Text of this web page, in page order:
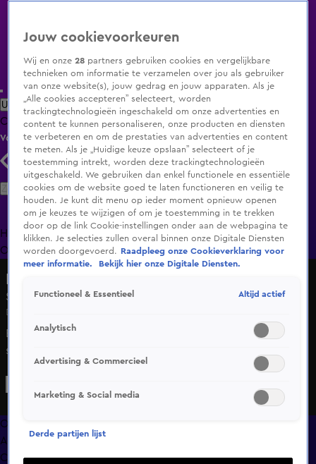
Uitzending Gemist Populaire programma's Zenders Genres
ClipsFilmsRadioSmart TV inlogShop
Volg KIJK
Zoeken
HomeUitzending Gemist Programma's De Bondgenoten
OranjezomerLivestreamsShop
Seizoen 2026, aflevering 2461
Do 11 juni, 09:00
Er komen minder studenten vanuit het buitenland bij ons
studeren. Er is een update over een grote
verkrachtingszaak die vorige week in het nieuws kwam.
omdat ze denken dat ze ook gedrogeerd en misbruikt zijn
door hun partner. Verder is er een brand in een voormalig
parenclub in Lelystad. En Helene Fischer is begonnen aan
haar tour en ze komt ook naar Nederland.
Overzicht
Afleveringen
Clips
Jouw cookievoorkeuren
Wij en onze28 partners gebruiken cookies en vergelijkbare
technieken om informatie te verzamelen over jou als gebruiker
van onze website(s), jouw gedrag en jouw apparaten. Als je
„Alle cookies accepteren” selecteert, worden
trackingtechnologieën ingeschakeld om onze advertenties en
content te kunnen personaliseren, onze producten en diensten
te verbeteren en om de prestaties van advertenties en content
te meten. Als je „Huidige keuze opslaan” selecteert of je
toestemming intrekt, worden deze trackingtechnologieën
uitgeschakeld. We gebruiken dan enkel functionele en essentiële
cookies om de website goed te laten functioneren en veilig te
houden. Je kunt dit menu op ieder moment opnieuw openen
om je keuzes te wijzigen of om je toestemming in te trekken
door op de link Cookie-instellingen onder aan de webpagina te
klikken. Je selecties zullen overal binnen onze Digitale Diensten
worden doorgevoerd.
Raadpleeg onze Cookieverklaring voor
meer informatie.
Bekijk hier onze Digitale Diensten.
Functioneel & Essentieel Altijd actief
Analytisch
Advertising & Commercieel
Marketing & Social media
Derde partijen lijst